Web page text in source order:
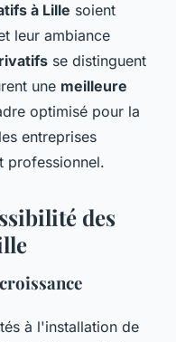
à Lille soient
leur ambiance
se distinguent
une meilleure
optimisé pour la
entreprises
professionnel.
des
à l'installation de